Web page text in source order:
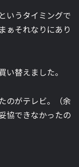
いうタイミングで
ぁそれなりにあり
替えました。
のがテレビ。（余
協できなかったの